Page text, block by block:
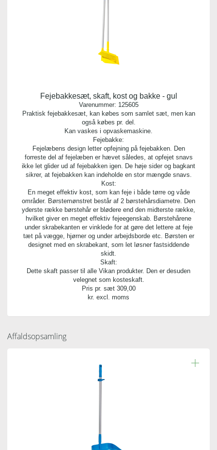
Fejebakkesæt, skaft, kost og bakke - gul
Varenummer: 125605
Praktisk fejebakkesæt, kan købes som samlet sæt, men kan
også købes pr. del.
Kan vaskes i opvaskemaskine.
Fejebakke:
Fejelæbens design letter opfejning på fejebakken. Den
forreste del af fejelæben er hævet således, at opfejet snavs
ikke let glider ud af fejebakken igen. De høje sider og bagkant
sikrer, at fejebakken kan indeholde en stor mængde snavs.
Kost:
En meget effektiv kost, som kan feje i både tørre og våde
områder. Børstemønstret består af 2 børstehårsdiametre. Den
yderste række børstehår er blødere end den midterste række,
hvilket giver en meget effektiv fejeegenskab. Børstehårene
under skrabekanten er vinklede for at gøre det lettere at feje
tæt på vægge, hjørner og under arbejdsborde etc. Børsten er
designet med en skrabekant, som let løsner fastsiddende
skidt.
Skaft:
Dette skaft passer til alle Vikan produkter. Den er desuden
velegnet som kosteskaft.
Pris pr. sæt 309,00
kr. excl. moms
Affaldsopsamling